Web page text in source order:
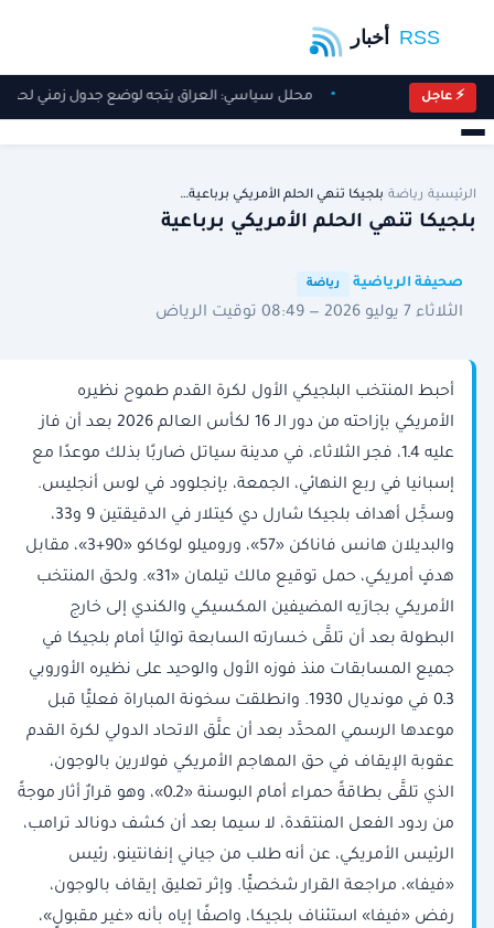
⚡ عاجل محلل سياسي: العراق يتجه لوضع جدول زمني لحصر
الرئيسية رياضة بلجيكا تنهي الحلم الأمريكي برباعية…
بلجيكا تنهي الحلم الأمريكي برباعية
صحيفة الرياضية رياضة
الثلاثاء 7 يوليو 2026 — 08:49 توقيت الرياض
أحبط المنتخب البلجيكي الأول لكرة القدم طموح نظيره
الأمريكي بإزاحته من دور الـ 16 لكأس العالم 2026 بعد أن فاز
عليه 4ـ1، فجر الثلاثاء، في مدينة سياتل ضاربًا بذلك موعدًا مع
إسبانيا في ربع النهائي، الجمعة، بإنجلوود في لوس أنجليس.
وسجَّل أهداف بلجيكا شارل دي كيتلار في الدقيقتين 9 و33،
والبديلان هانس فاناكن «57»، وروميلو لوكاكو «90+3»، مقابل
هدفٍ أمريكي، حمل توقيع مالك تيلمان «31». ولحق المنتخب
الأمريكي بجارَيه المضيفين المكسيكي والكندي إلى خارج
البطولة بعد أن تلقَّى خسارته السابعة تواليًا أمام بلجيكا في
جميع المسابقات منذ فوزه الأول والوحيد على نظيره الأوروبي
3ـ0 في مونديال 1930. وانطلقت سخونة المباراة فعليًّا قبل
موعدها الرسمي المحدَّد بعد أن علَّق الاتحاد الدولي لكرة القدم
عقوبة الإيقاف في حق المهاجم الأمريكي فولارين بالوجون،
الذي تلقَّى بطاقةً حمراء أمام البوسنة «2ـ0»، وهو قرارٌ أثار موجةً
من ردود الفعل المنتقدة، لا سيما بعد أن كشف دونالد ترامب،
الرئيس الأمريكي، عن أنه طلب من جياني إنفانتينو، رئيس
«فيفا»، مراجعة القرار شخصيًّا. وإثر تعليق إيقاف بالوجون،
رفض «فيفا» استئناف بلجيكا، واصفًا إياه بأنه «غير مقبولٍ»،